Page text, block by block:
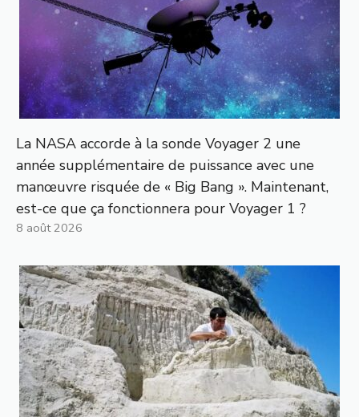
La NASA accorde à la sonde Voyager 2 une
année supplémentaire de puissance avec une
manœuvre risquée de « Big Bang ». Maintenant,
est-ce que ça fonctionnera pour Voyager 1 ?
8 août 2026